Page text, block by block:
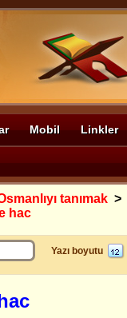
Mobil Linkler
tanımak >
hac
Yazı boyutu